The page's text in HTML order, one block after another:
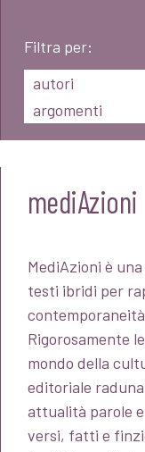
Filtra per:
autori
argomenti
mediAzioni
MediAzioni è
testi ibridi per
Rigorosamente
mondo della
editoriale
attualità parole
versi, fatti e